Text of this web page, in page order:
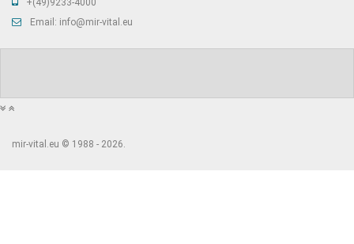
Email: info@mir-vital.eu
mir-vital.eu © 1988 - 2026.